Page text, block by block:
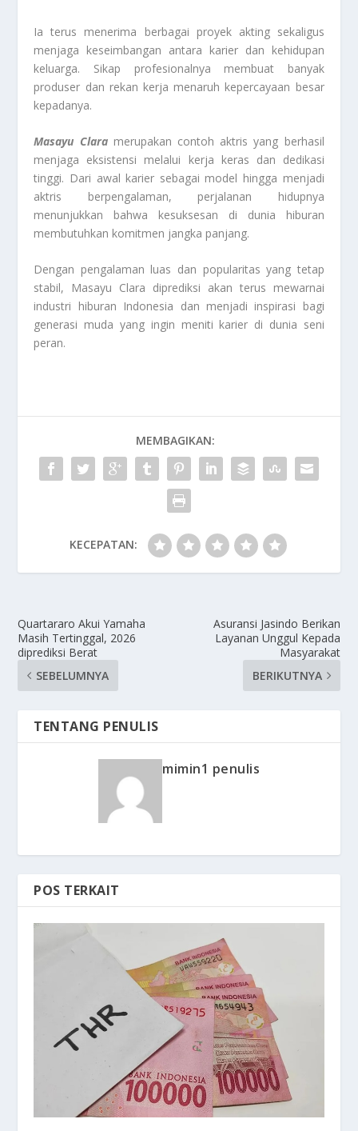
Ia terus menerima berbagai proyek akting sekaligus
menjaga keseimbangan antara karier dan kehidupan
keluarga. Sikap profesionalnya membuat banyak
produser dan rekan kerja menaruh kepercayaan besar
kepadanya.
Masayu Claramerupakan contoh aktris yang berhasil
menjaga eksistensi melalui kerja keras dan dedikasi
tinggi. Dari awal karier sebagai model hingga menjadi
aktris berpengalaman, perjalanan hidupnya
menunjukkan bahwa kesuksesan di dunia hiburan
membutuhkan komitmen jangka panjang.
Dengan pengalaman luas dan popularitas yang tetap
stabil, Masayu Clara diprediksi akan terus mewarnai
industri hiburan Indonesia dan menjadi inspirasi bagi
generasi muda yang ingin meniti karier di dunia seni
peran.
MEMBAGIKAN:
KECEPATAN:
Quartararo Akui Yamaha
Masih Tertinggal, 2026
diprediksi Berat
SEBELUMNYA
Asuransi Jasindo Berikan
Layanan Unggul Kepada
Masyarakat
BERIKUTNYA
TENTANG PENULIS
mimin1 penulis
POS TERKAIT